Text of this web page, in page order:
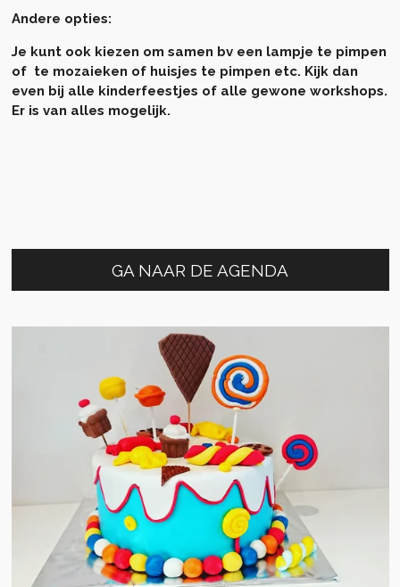
Andere opties:
Je kunt ook kiezen om samen bv een lampje te pimpen
of te mozaieken of huisjes te pimpen etc. Kijk dan
even bij alle kinderfeestjes of alle gewone workshops.
Er is van alles mogelijk.
GA NAAR DE AGENDA